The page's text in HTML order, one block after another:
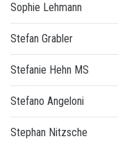
Sophie Lehmann
Stefan Grabler
Stefanie Hehn MS
Stefano Angeloni
Stephan Nitzsche